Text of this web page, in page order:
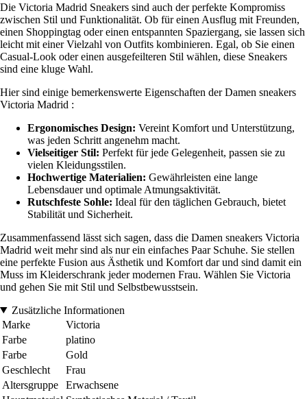
Die Victoria Madrid Sneakers sind auch der perfekte Kompromiss
zwischen Stil und Funktionalität. Ob für einen Ausflug mit Freunden,
einen Shoppingtag oder einen entspannten Spaziergang, sie lassen sich
leicht mit einer Vielzahl von Outfits kombinieren. Egal, ob Sie einen
Casual-Look oder einen ausgefeilteren Stil wählen, diese Sneakers
sind eine kluge Wahl.
Hier sind einige bemerkenswerte Eigenschaften der Damen sneakers
Victoria Madrid :
Ergonomisches Design: Vereint Komfort und Unterstützung,
was jeden Schritt angenehm macht.
Vielseitiger Stil: Perfekt für jede Gelegenheit, passen sie zu
vielen Kleidungsstilen.
Hochwertige Materialien: Gewährleisten eine lange
Lebensdauer und optimale Atmungsaktivität.
Rutschfeste Sohle: Ideal für den täglichen Gebrauch, bietet
Stabilität und Sicherheit.
Zusammenfassend lässt sich sagen, dass die Damen sneakers Victoria
Madrid weit mehr sind als nur ein einfaches Paar Schuhe. Sie stellen
eine perfekte Fusion aus Ästhetik und Komfort dar und sind damit ein
Muss im Kleiderschrank jeder modernen Frau. Wählen Sie Victoria
und gehen Sie mit Stil und Selbstbewusstsein.
Zusätzliche Informationen
Marke
Victoria
Farbe
platino
Farbe
Gold
Geschlecht
Frau
Altersgruppe
Erwachsene